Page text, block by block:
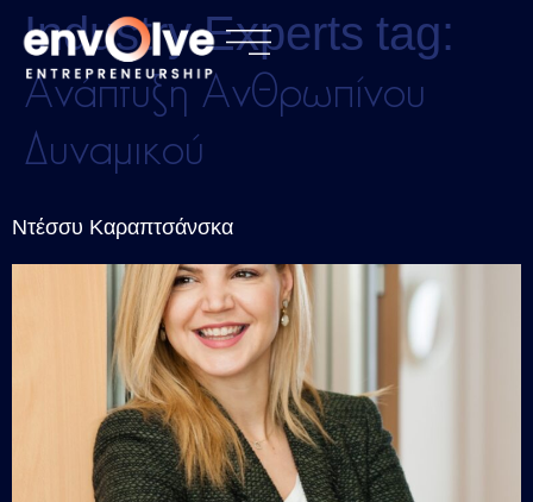
Industry Experts tag:
Ανάπτυξη Ανθρωπίνου
Δυναμικού
Ντέσσυ Καραπτσάνσκα